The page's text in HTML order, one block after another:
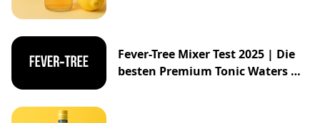
Fever-Tree Mixer Test 2025 | Die
besten Premium Tonic Waters &